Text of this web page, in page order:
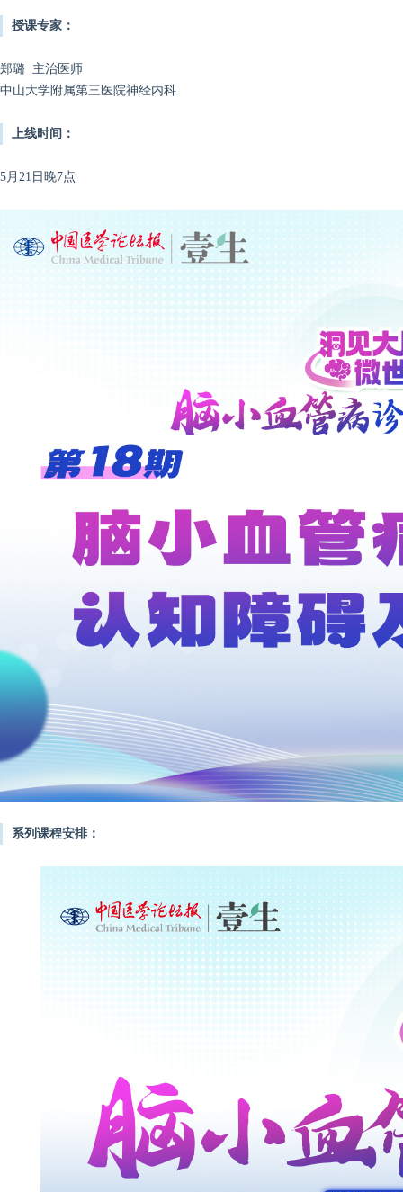
授课专家：
郑璐 主治医师
中山大学附属第三医院神经内科
上线时间：
5月21日晚7点
系列课程安排：